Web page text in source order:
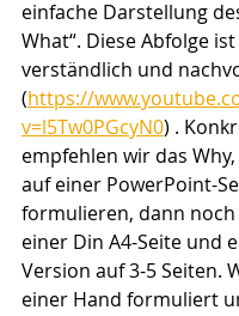
einfache Darstellung
What“. Diese Abfolge
verständlich und
(https://
v=l5Tw0PGcyN0) .
empfehlen wir das
auf einer PowerPoint-
formulieren, dann
einer Din A4-Seite und
Version auf 3-5 Seiten.
einer Hand formuliert